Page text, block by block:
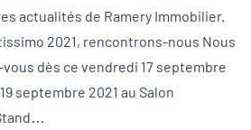
actualités de Ramery Immobilier.
2021, rencontrons-nous Nous
dès ce vendredi 17 septembre
septembre 2021 au Salon